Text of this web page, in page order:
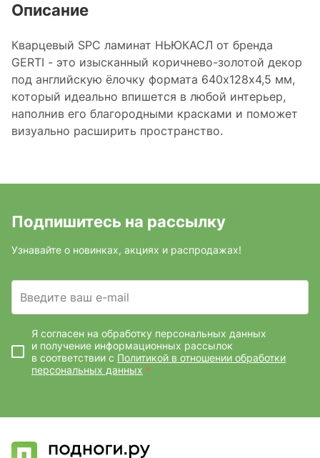
Описание
Кварцевый SPC ламинат НЬЮКАСЛ от бренда
GERTI - это изысканный коричнево-золотой декор
под английскую ёлочку формата 640х128х4,5 мм,
который идеально впишется в любой интерьер,
наполнив его благородными красками и поможет
визуально расширить пространство.
Подпишитесь на рассылку
Узнавайте о новинках, акциях и распродажах!
Введите ваш e-mail
Я согласен на обработку персональных данных
и получение информационных рассылок
в соответствии с Политикой в отношении обработки
персональных данных *